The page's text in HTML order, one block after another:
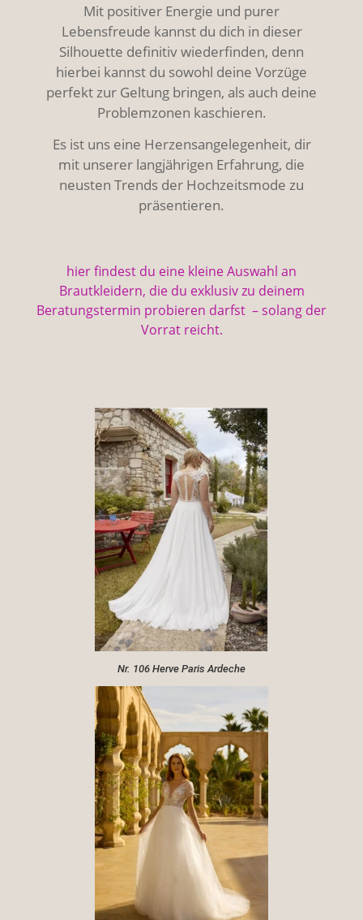
Mit positiver Energie und purer
Lebensfreude kannst du dich in dieser
Silhouette definitiv wiederfinden, denn
hierbei kannst du sowohl deine Vorzüge
perfekt zur Geltung bringen, als auch deine
Problemzonen kaschieren.
Es ist uns eine Herzensangelegenheit, dir
mit unserer langjährigen Erfahrung, die
neusten Trends der Hochzeitsmode zu
präsentieren.
hier findest du eine kleine Auswahl an
Brautkleidern, die du exklusiv zu deinem
Beratungstermin probieren darfst – solang der
Vorrat reicht.
Nr. 106 Herve Paris Ardeche